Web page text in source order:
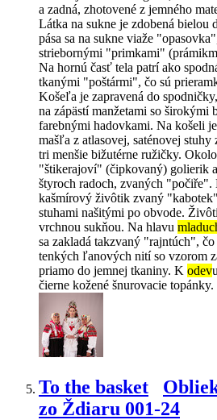
a zadná, zhotovené z jemného
Látka na sukne je zdobená
pása sa na sukne viaže
striebornými "primkami"
Na hornú časť tela patrí ako
tkanými "poštármi", čo sú
Košeľa je zapravená do
na zápästí manžetami so širokými
farebnými hadovkami. Na košeli
mašľa z atlasovej, saténovej
tri menšie bižutérne ružičky.
"štikerajoví" (čipkovaný) golierik
štyroch radoch, zvaných
kašmírový živôtik zvaný
stuhami našitými po obvode.
vrchnou sukňou. Na hlavu
sa zakladá takzvaný "rajntúch",
tenkých ľanových nití so vzorom
priamo do jemnej tkaniny. K odev
čierne kožené šnurovacie topánky.
To the basket
zo Ždiaru 001-24